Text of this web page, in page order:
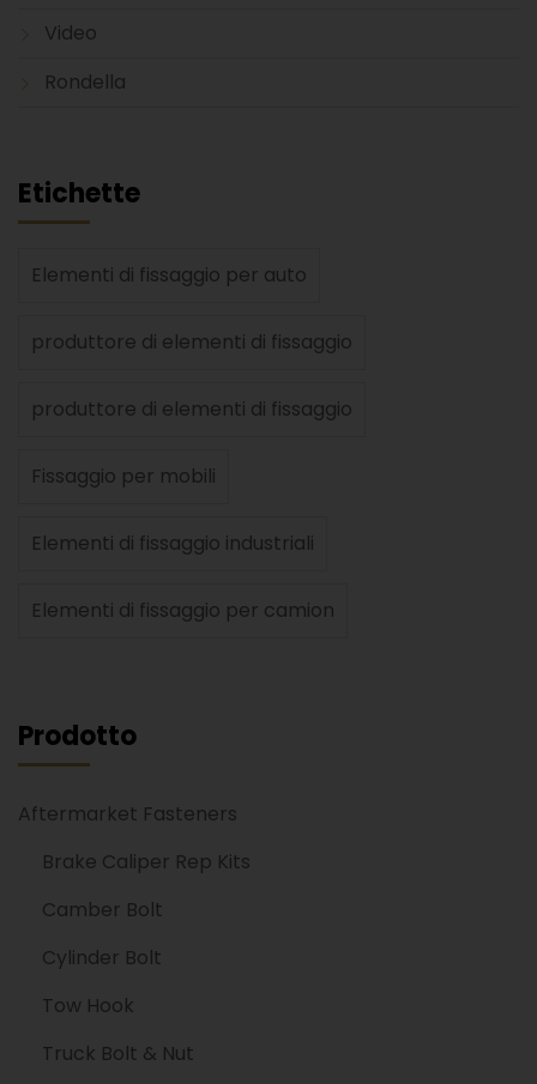
Video
Rondella
Etichette
Elementi di fissaggio per auto
produttore di elementi di fissaggio
produttore di elementi di fissaggio
Fissaggio per mobili
Elementi di fissaggio industriali
Elementi di fissaggio per camion
Prodotto
Aftermarket Fasteners
Brake Caliper Rep Kits
Camber Bolt
Cylinder Bolt
Tow Hook
Truck Bolt & Nut